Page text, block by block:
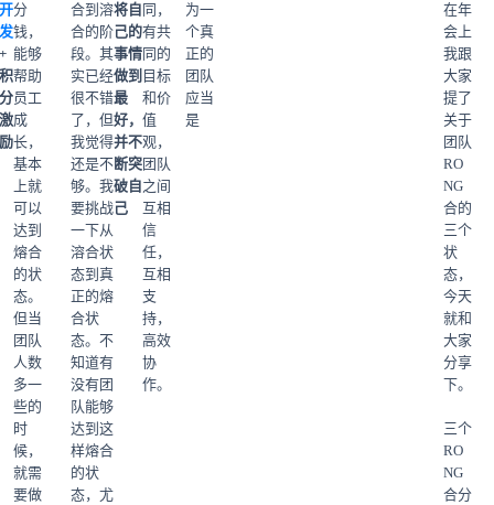
在年
会上
我跟
大家
提了
关于
团队
RO
NG
合的
三个
状
态，
今天
就和
大家
分享
下。
三个
RO
NG
合分
为一
个真
正的
团队
应当
是
同，
有共
同的
目标
和价
值
观，
团队
之间
互相
信
任，
互相
支
持，
高效
协
作。
将自
己的
事情
做到
最
好，
并不
断突
破自
己
合到溶
合的阶
段。其
实已经
很不错
了，但
我觉得
还是不
够。我
要挑战
一下从
溶合状
态到真
正的熔
合状
态。不
知道有
没有团
队能够
达到这
样熔合
的状
态，尤
分
钱，
能够
帮助
员工
成
长，
基本
上就
可以
达到
熔合
的状
态。
但当
团队
人数
多一
些的
时
候，
就需
要做
开
发
+
积
分
激
励